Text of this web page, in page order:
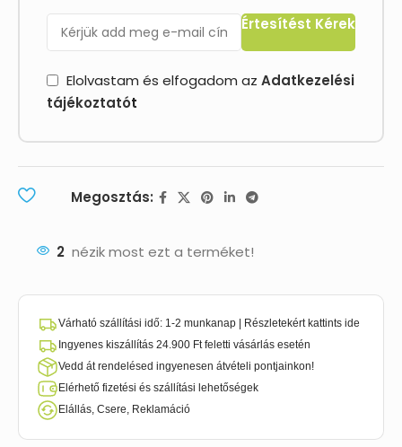
Értesítést Kérek
Elolvastam és elfogadom az Adatkezelési
tájékoztatót
Megosztás:
2 nézik most ezt a terméket!
Várható szállítási idő: 1-2 munkanap | Részletekért kattints ide
Ingyenes kiszállítás 24.900 Ft feletti vásárlás esetén
Vedd át rendelésed ingyenesen átvételi pontjainkon!
Elérhető fizetési és szállítási lehetőségek
Elállás, Csere, Reklamáció